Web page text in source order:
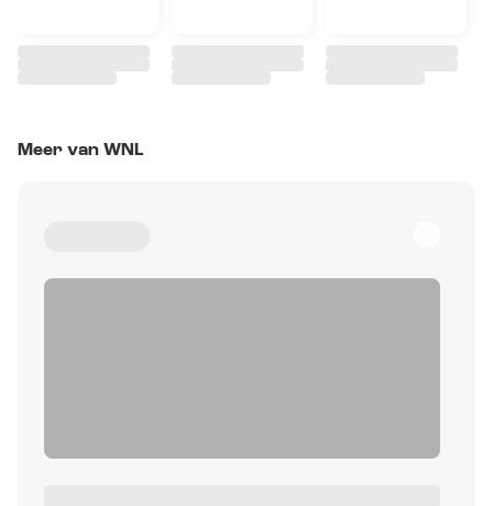
Meer van WNL